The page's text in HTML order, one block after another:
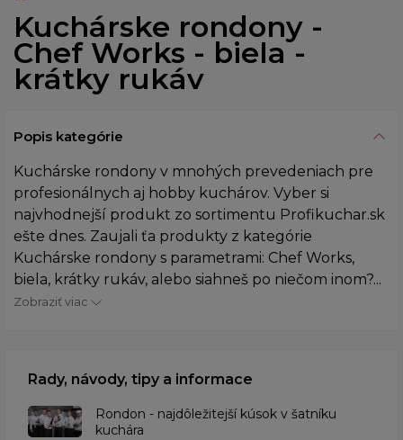
Kuchárske rondony -
Chef Works - biela -
krátky rukáv
Popis kategórie
Kuchárske rondony v mnohých prevedeniach pre
profesionálnych aj hobby kuchárov. Vyber si
najvhodnejší produkt zo sortimentu Profikuchar.sk
ešte dnes. Zaujali ťa produkty z kategórie
Kuchárske rondony s parametrami: Chef Works,
biela, krátky rukáv, alebo siahneš po niečom inom?...
Zobraziť viac
Rady, návody, tipy a informace
Rondon - najdôležitejší kúsok v šatníku
kuchára